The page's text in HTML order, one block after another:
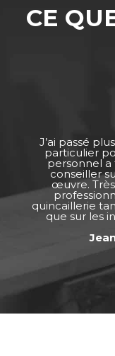
CE
J’ai passé
particulier
personnel
conseiller
œuvre.
quincaillerie
que sur les